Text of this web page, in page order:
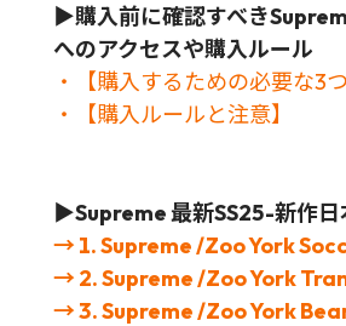
▶購入前に確認すべき
へのアクセスや購入ルール
・【購入するための必要な3
・【購入ルールと注意】
▶Supreme 最新SS25-新作日
→ 1. Supreme /Zoo York
→ 2. Supreme /Zoo York
→ 3. Supreme /Zoo York